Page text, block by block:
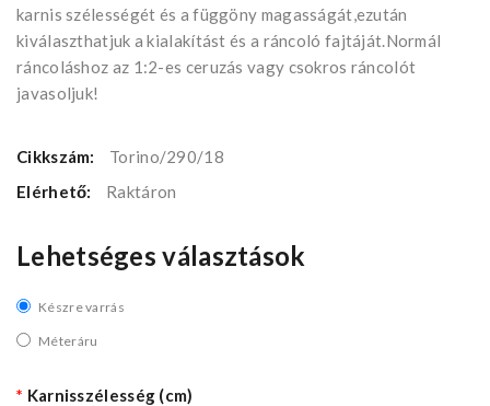
karnis szélességét és a függöny magasságát,ezután
kiválaszthatjuk a kialakítást és a ráncoló fajtáját.Normál
ráncoláshoz az 1:2-es ceruzás vagy csokros ráncolót
javasoljuk!
Cikkszám:
Torino/290/18
Elérhető:
Raktáron
Lehetséges választások
Készre varrás
Méteráru
Karnisszélesség (cm)